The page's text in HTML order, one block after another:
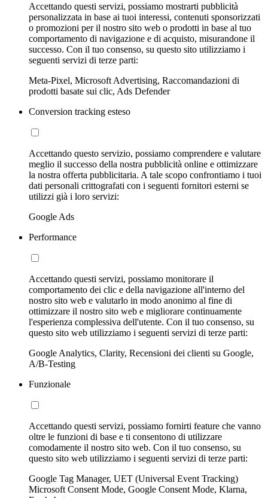
Accettando questi servizi, possiamo mostrarti pubblicità
personalizzata in base ai tuoi interessi, contenuti sponsorizzati
o promozioni per il nostro sito web o prodotti in base al tuo
comportamento di navigazione e di acquisto, misurandone il
successo. Con il tuo consenso, su questo sito utilizziamo i
seguenti servizi di terze parti:
Meta-Pixel, Microsoft Advertising, Raccomandazioni di
prodotti basate sui clic, Ads Defender
Conversion tracking esteso
Accettando questo servizio, possiamo comprendere e valutare
meglio il successo della nostra pubblicità online e ottimizzare
la nostra offerta pubblicitaria. A tale scopo confrontiamo i tuoi
dati personali crittografati con i seguenti fornitori esterni se
utilizzi già i loro servizi:
Google Ads
Performance
Accettando questi servizi, possiamo monitorare il
comportamento dei clic e della navigazione all'interno del
nostro sito web e valutarlo in modo anonimo al fine di
ottimizzare il nostro sito web e migliorare continuamente
l'esperienza complessiva dell'utente. Con il tuo consenso, su
questo sito web utilizziamo i seguenti servizi di terze parti:
Google Analytics, Clarity, Recensioni dei clienti su Google,
A/B-Testing
Funzionale
Accettando questi servizi, possiamo fornirti feature che vanno
oltre le funzioni di base e ti consentono di utilizzare
comodamente il nostro sito web. Con il tuo consenso, su
questo sito web utilizziamo i seguenti servizi di terze parti:
Google Tag Manager, UET (Universal Event Tracking)
Microsoft Consent Mode, Google Consent Mode, Klarna,